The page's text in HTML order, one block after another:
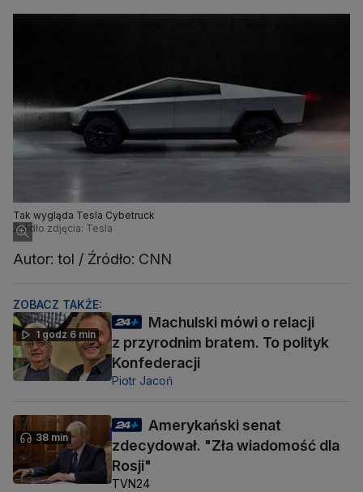
Tak wygląda Tesla Cybetruck
Źródło zdjęcia: Tesla
Autor: tol / Źródło: CNN
ZOBACZ TAKŻE:
1 godz 6 min
Machulski mówi o relacji
z przyrodnim bratem. To polityk
Konfederacji
Piotr Jacoń
38 min
Amerykański senat
zdecydował. "Zła wiadomość dla
Rosji"
TVN24